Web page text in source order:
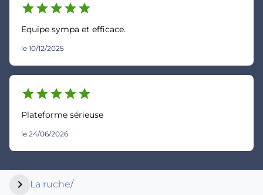
starstarstarstarstar
Equipe sympa et efficace.
le 10/12/2025
starstarstarstarstar
Plateforme sérieuse
le 24/06/2026
chevron_right La ruche/